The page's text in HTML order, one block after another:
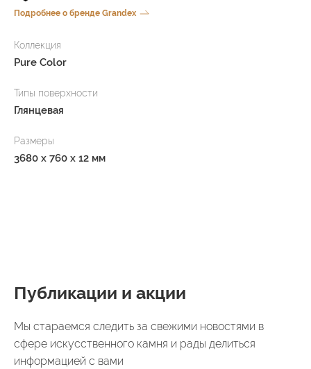
Подробнее о бренде Grandex
Коллекция
Pure Color
Типы поверхности
Глянцевая
Размеры
3680 х 760 х 12 мм
Публикации и акции
Мы стараемся следить за свежими новостями в
сфере искусственного камня и рады делиться
информацией с вами